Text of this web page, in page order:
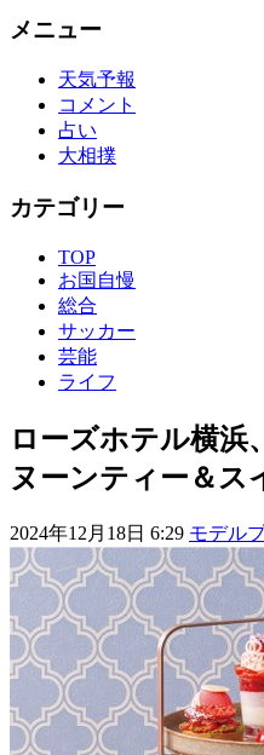
メニュー
天気予報
コメント
占い
大相撲
カテゴリー
TOP
お国自慢
総合
サッカー
芸能
ライフ
ローズホテル横浜
ヌーンティー＆ス
2024年12月18日 6:29 モデル